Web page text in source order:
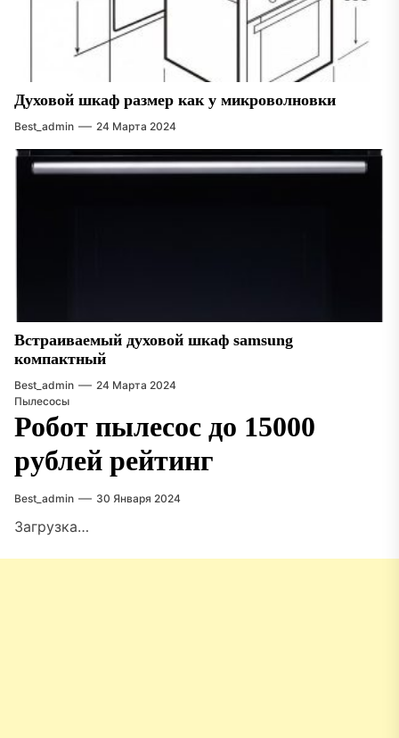
Духовой шкаф размер как у микроволновки
Best_admin 24 Марта 2024
Встраиваемый духовой шкаф samsung
компактный
Best_admin
24 Марта 2024
Пылесосы
Робот пылесос до 15000
рублей рейтинг
Best_admin 30 Января 2024
Загрузка…